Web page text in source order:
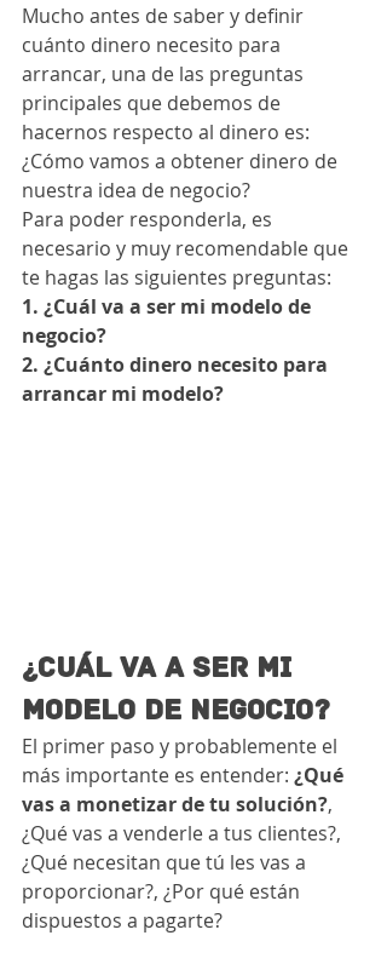
Mucho antes de saber y definir
cuánto dinero necesito para
arrancar, una de las preguntas
principales que debemos de
hacernos respecto al dinero es:
¿Cómo vamos a obtener dinero de
nuestra idea de negocio?
Para poder responderla, es
necesario y muy recomendable que
te hagas las siguientes preguntas:
1. ¿Cuál va a ser mi modelo de
negocio?
2. ¿Cuánto dinero necesito para
arrancar mi modelo?
¿CUÁL VA A SER MI
MODELO DE NEGOCIO?
El primer paso y probablemente el
más importante es entender: ¿Qué
vas a monetizar de tu solución?,
¿Qué vas a venderle a tus clientes?,
¿Qué necesitan que tú les vas a
proporcionar?, ¿Por qué están
dispuestos a pagarte?